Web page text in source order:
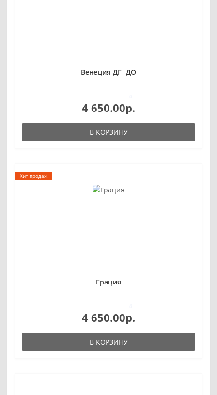
Венеция ДГ|ДО
4 650.00р.
В КОРЗИНУ
Хит продаж
Грация
4 650.00р.
В КОРЗИНУ